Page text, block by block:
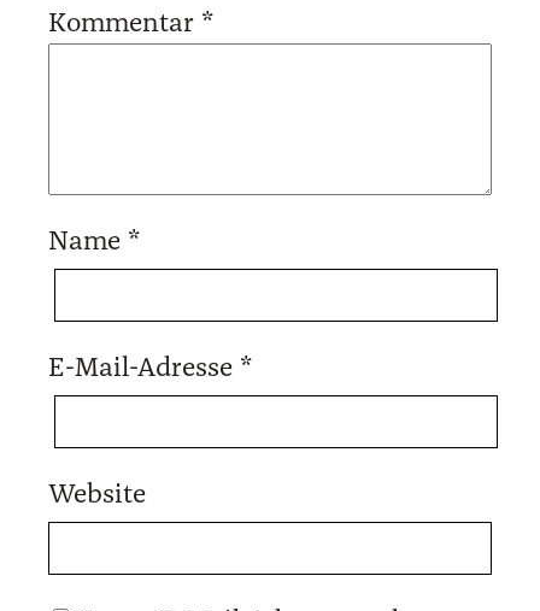
Kommentar *
Name *
E-Mail-Adresse *
Website